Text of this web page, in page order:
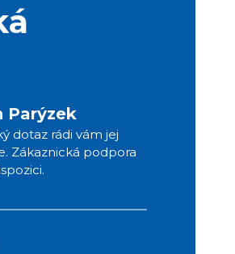
Parýzek
dotaz rádi vám jej
Zákaznická podpora